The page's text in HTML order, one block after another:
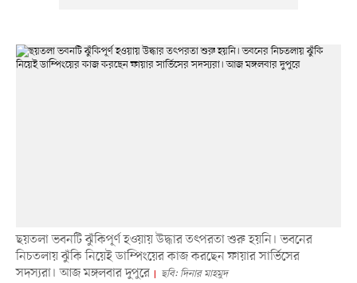
ছয়তলা ভবনটি ঝুঁকিপূর্ণ হওয়ায় উদ্ধার তৎপরতা শুরু হয়নি। ভবনের
নিচতলায় ঝুঁকি নিয়েই ডাম্পিংয়ের কাজ করছেন ফায়ার সার্ভিসের
সদস্যরা। আজ মঙ্গলবার দুপুরে
ছবি: দিনার মাহমুদ